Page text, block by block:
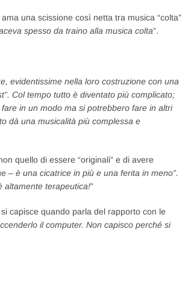
una scissione così netta tra musica “colta”
spesso da traino alla musica colta”.
evidentissime nella loro costruzione con una
Col tempo tutto è diventato più complicato;
in un modo ma si potrebbero fare in altri
dà una musicalità più complessa e
quello di essere “originali” e di avere
– è una cicatrice in più e una ferita in meno”.
altamente terapeutica!”
capisce quando parla del rapporto con le
il computer. Non capisco perché si